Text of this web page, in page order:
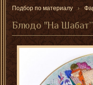
Подбор по материалу
Блюдо "На Шабат”